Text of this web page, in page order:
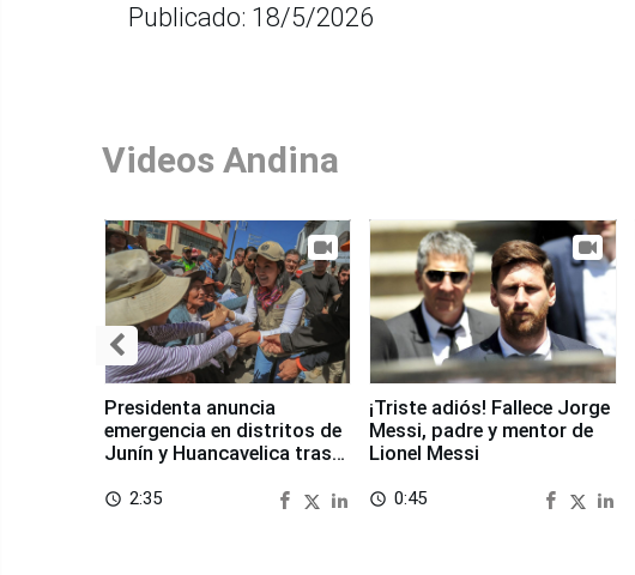
Publicado: 18/5/2026
Videos Andina
Presidenta anuncia
emergencia en distritos de
Junín y Huancavelica tras
access_time 2:35
¡Triste adiós! Fallece Jorge
Messi, padre y mentor de
Lionel Messi
access_time 0:45